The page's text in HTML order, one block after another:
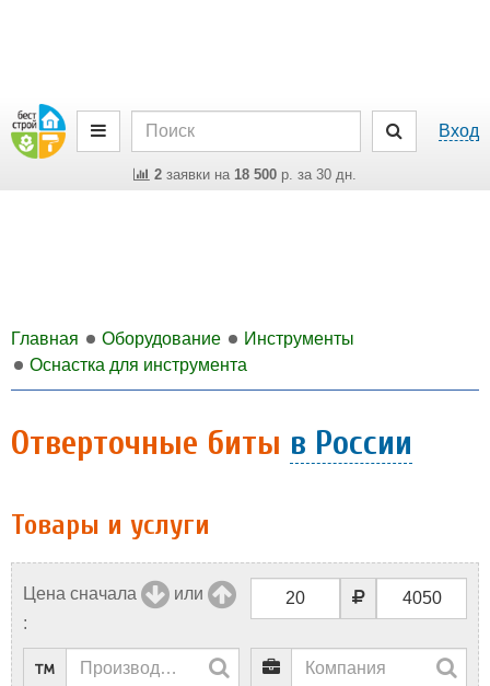
Вход
2 заявки на 18 500 р. за 30 дн.
Главная Оборудование
Инструменты
Оснастка для инструмента
Отверточные биты в России
Товары и услуги
Цена сначала
или
: